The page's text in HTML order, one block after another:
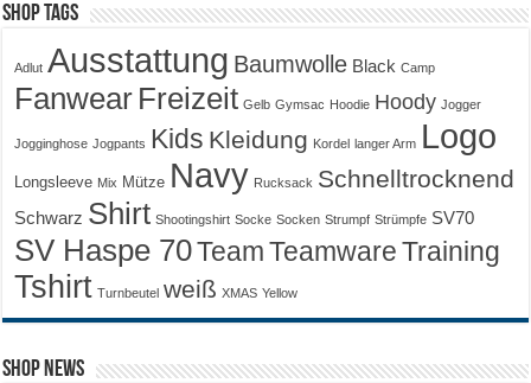
Shop Tags
Adlut Ausstattung Baumwolle Black Camp
Fanwear Freizeit Gelb Gymsac Hoodie Hoody Jogger
Jogginghose Jogpants Kids Kleidung Kordel langer Arm Logo
Longsleeve Mix Mütze Navy Rucksack Schnelltrocknend
Schwarz Shirt Shootingshirt Socke Socken Strumpf Strümpfe SV70
SV Haspe 70Team Teamware Training
Tshirt Turnbeutel weiß XMAS Yellow
Shop News